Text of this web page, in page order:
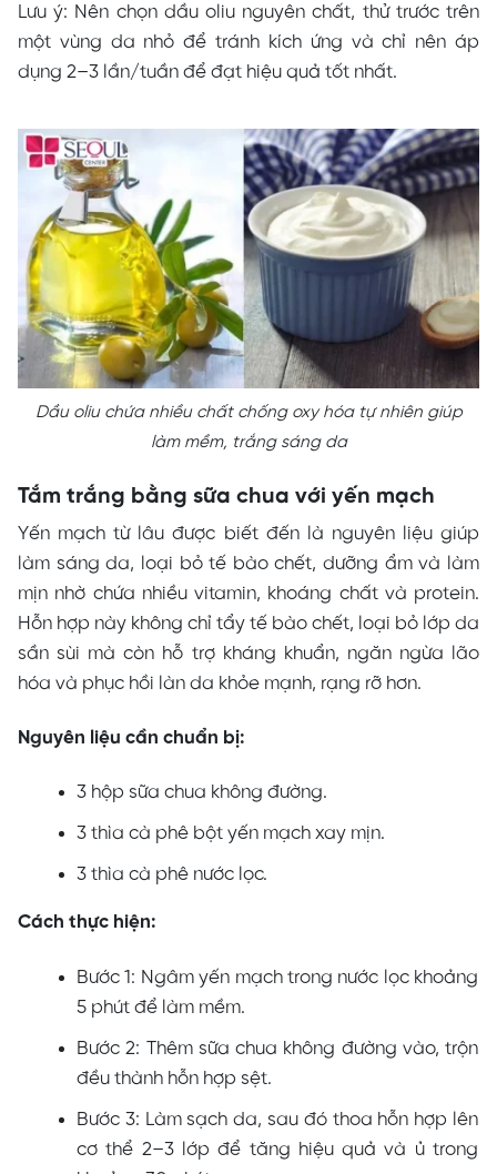
Lưu ý: Nên chọn dầu oliu nguyên chất, thử trước trên
một vùng da nhỏ để tránh kích ứng và chỉ nên áp
dụng 2–3 lần/tuần để đạt hiệu quả tốt nhất.
Dầu oliu chứa nhiều chất chống oxy hóa tự nhiên giúp
làm mềm, trắng sáng da
Tắm trắng bằng sữa chua với yến mạch
Yến mạch từ lâu được biết đến là nguyên liệu giúp
làm sáng da, loại bỏ tế bào chết, dưỡng ẩm và làm
mịn nhờ chứa nhiều vitamin, khoáng chất và protein.
Hỗn hợp này không chỉ tẩy tế bào chết, loại bỏ lớp da
sần sùi mà còn hỗ trợ kháng khuẩn, ngăn ngừa lão
hóa và phục hồi làn da khỏe mạnh, rạng rỡ hơn.
Nguyên liệu cần chuẩn bị:
3 hộp sữa chua không đường.
3 thìa cà phê bột yến mạch xay mịn.
3 thìa cà phê nước lọc.
Cách thực hiện:
Bước 1: Ngâm yến mạch trong nước lọc khoảng
5 phút để làm mềm.
Bước 2: Thêm sữa chua không đường vào, trộn
đều thành hỗn hợp sệt.
Bước 3: Làm sạch da, sau đó thoa hỗn hợp lên
cơ thể 2–3 lớp để tăng hiệu quả và ủ trong